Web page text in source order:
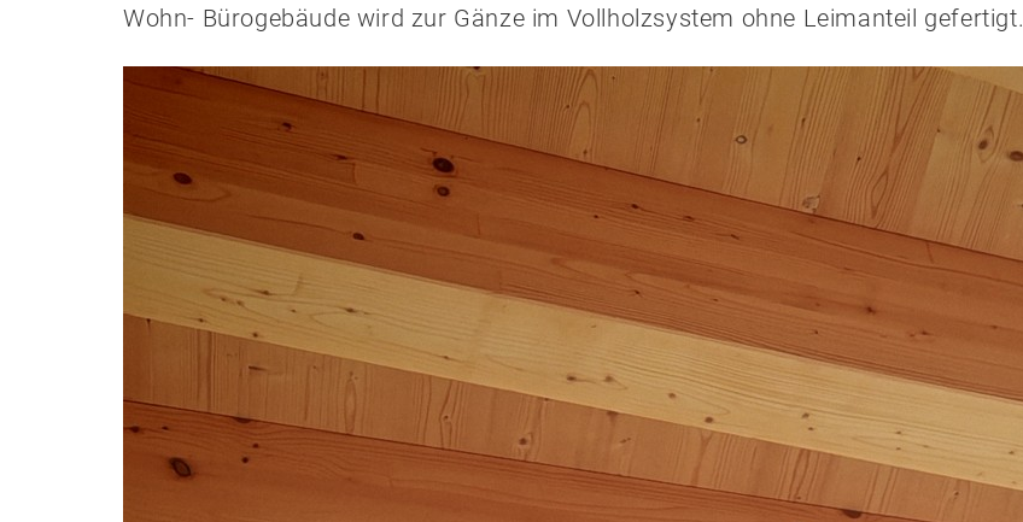
Wohn- Bürogebäude wird zur Gänze im Vollholzsystem ohne Leimanteil gefertigt.